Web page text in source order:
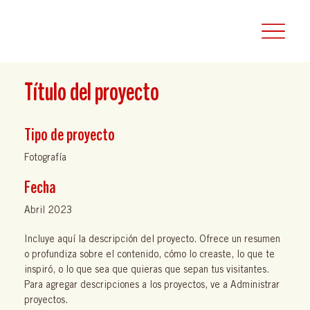
Título del proyecto
Tipo de proyecto
Fotografía
Fecha
Abril 2023
Incluye aquí la descripción del proyecto. Ofrece un resumen
o profundiza sobre el contenido, cómo lo creaste, lo que te
inspiró, o lo que sea que quieras que sepan tus visitantes.
Para agregar descripciones a los proyectos, ve a Administrar
proyectos.